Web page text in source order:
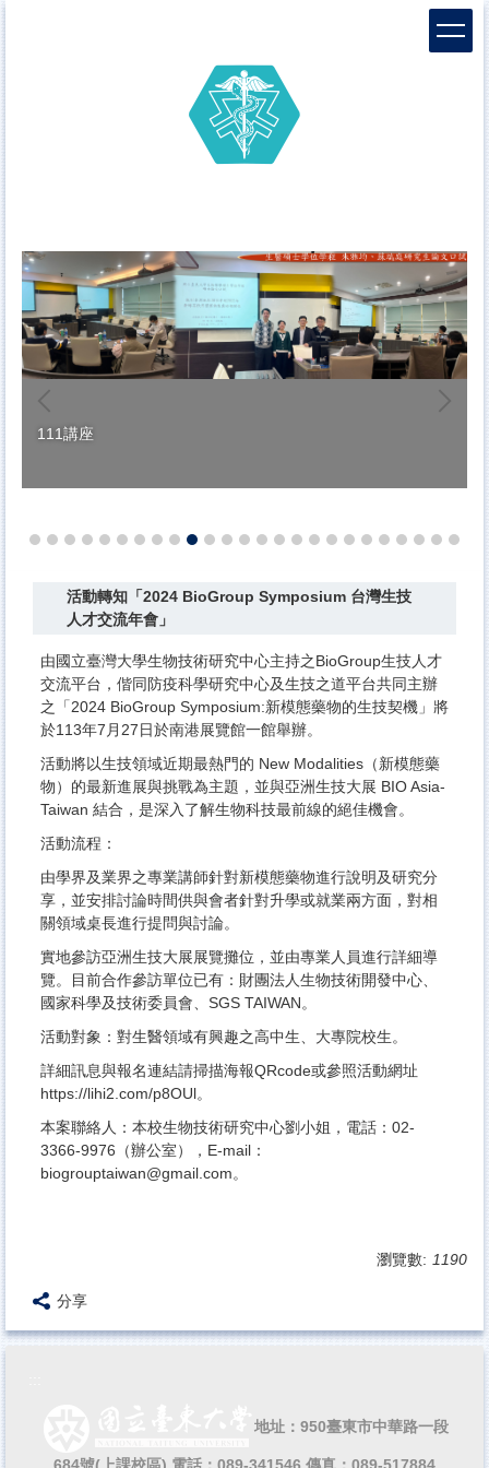
111講座
活動轉知「2024 BioGroup Symposium 台灣生技
人才交流年會」
由國立臺灣大學生物技術研究中心主持之BioGroup生技人才
交流平台，偕同防疫科學研究中心及生技之道平台共同主辦
之「2024 BioGroup Symposium:新模態藥物的生技契機」將
於113年7月27日於南港展覽館一館舉辦。
活動將以生技領域近期最熱門的 New Modalities（新模態藥
物）的最新進展與挑戰為主題，並與亞洲生技大展 BIO Asia-
Taiwan 結合，是深入了解生物科技最前線的絕佳機會。
活動流程：
由學界及業界之專業講師針對新模態藥物進行說明及研究分
享，並安排討論時間供與會者針對升學或就業兩方面，對相
關領域桌長進行提問與討論。
實地參訪亞洲生技大展展覽攤位，並由專業人員進行詳細導
覽。目前合作參訪單位已有：財團法人生物技術開發中心、
國家科學及技術委員會、SGS TAIWAN。
活動對象：對生醫領域有興趣之高中生、大專院校生。
詳細訊息與報名連結請掃描海報QRcode或參照活動網址
https://lihi2.com/p8OUl。
本案聯絡人：本校生物技術研究中心劉小姐，電話：02-
3366-9976（辦公室），E-mail：
biogrouptaiwan@gmail.com。
瀏覽數: 1190
分享
地址：950臺東市中華路一段